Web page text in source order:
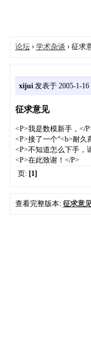
论坛› 学术杂谈 › 征求
xijui发表于 2005-1-16
征求意见
<P>我是数模新手，</
<P>接了一个“<b>耐久
<P>不知道怎么下手，
<P>在此致谢！</P>
页: [1]
查看完整版本: 征求意